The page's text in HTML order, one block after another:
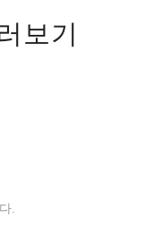
보기
.